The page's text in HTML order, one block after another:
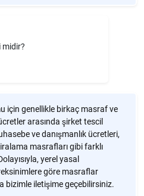
midir?
için genellikle birkaç masraf ve
arasında şirket tescil
ve danışmanlık ücretleri,
masrafları gibi farklı
yerel yasal
göre masraflar
bizimle iletişime geçebilirsiniz.